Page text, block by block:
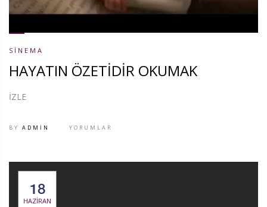
SINEMA
HAYATIN ÖZETİDİR OKUMAK
İZLE
BY ADMIN YORUMLAR
18
HAZIRAN